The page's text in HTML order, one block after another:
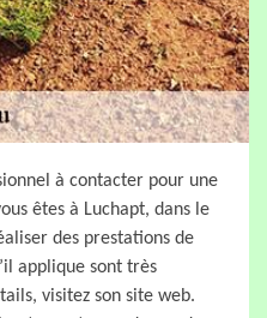
à contacter pour une
êtes à Luchapt, dans le
des prestations de
applique sont très
visitez son site web.